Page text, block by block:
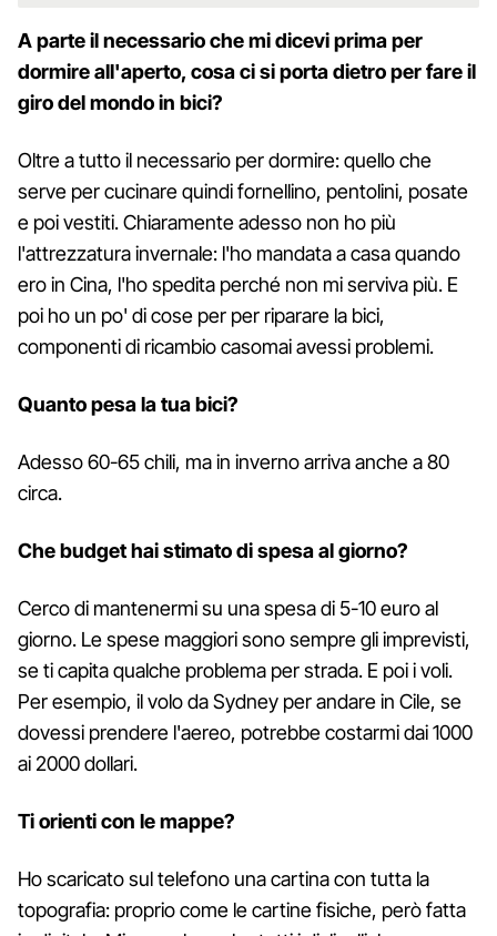
A parte il necessario che mi dicevi prima per
dormire all'aperto, cosa ci si porta dietro per fare il
giro del mondo in bici?
Oltre a tutto il necessario per dormire: quello che
serve per cucinare quindi fornellino, pentolini, posate
e poi vestiti. Chiaramente adesso non ho più
l'attrezzatura invernale: l'ho mandata a casa quando
ero in Cina, l'ho spedita perché non mi serviva più. E
poi ho un po' di cose per per riparare la bici,
componenti di ricambio casomai avessi problemi.
Quanto pesa la tua bici?
Adesso 60-65 chili, ma in inverno arriva anche a 80
circa.
Che budget hai stimato di spesa al giorno?
Cerco di mantenermi su una spesa di 5-10 euro al
giorno. Le spese maggiori sono sempre gli imprevisti,
se ti capita qualche problema per strada. E poi i voli.
Per esempio, il volo da Sydney per andare in Cile, se
dovessi prendere l'aereo, potrebbe costarmi dai 1000
ai 2000 dollari.
Ti orienti con le mappe?
Ho scaricato sul telefono una cartina con tutta la
topografia: proprio come le cartine fisiche, però fatta